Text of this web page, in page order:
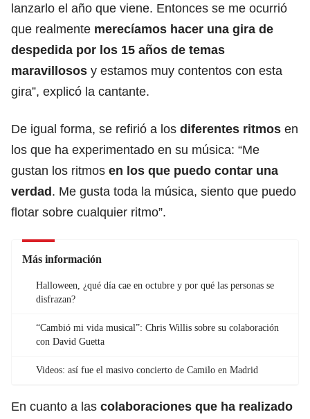
lanzarlo el año que viene. Entonces se me ocurrió
que realmente merecíamos hacer una gira de
despedida por los 15 años de temas
maravillosos y estamos muy contentos con esta
gira”, explicó la cantante.
De igual forma, se refirió a los diferentes ritmos en
los que ha experimentado en su música: “Me
gustan los ritmos en los que puedo contar una
verdad. Me gusta toda la música, siento que puedo
flotar sobre cualquier ritmo”.
Más información
Halloween, ¿qué día cae en octubre y por qué las personas se
disfrazan?
“Cambió mi vida musical”: Chris Willis sobre su colaboración
con David Guetta
Videos: así fue el masivo concierto de Camilo en Madrid
En cuanto a las colaboraciones que ha realizado